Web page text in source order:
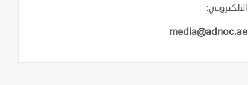
الالكتروني:
media@adnoc.ae